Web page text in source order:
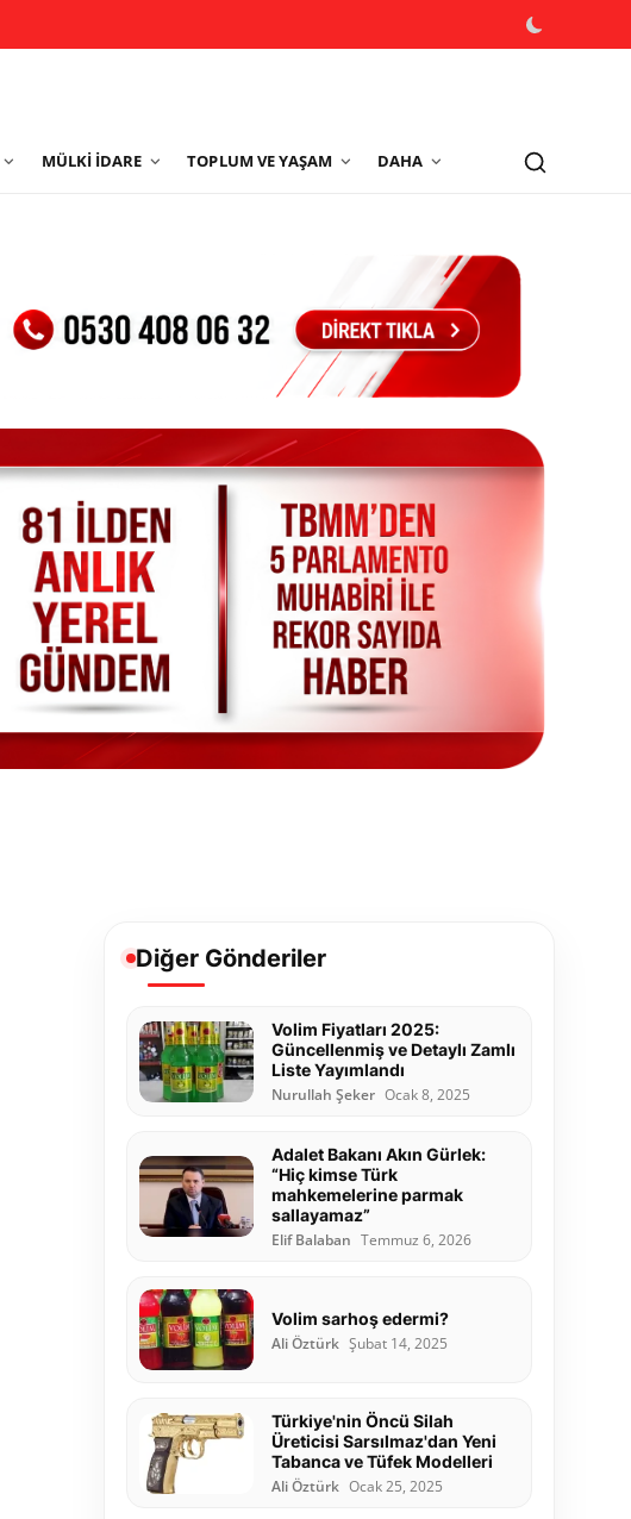
MÜLKI İDARE TOPLUM VE YAŞAM DAHA
Diğer Gönderiler
Volim Fiyatları 2025:
Güncellenmiş ve Detaylı Zamlı
Liste Yayımlandı
Nurullah Şeker Ocak 8, 2025
Adalet Bakanı Akın Gürlek:
“Hiç kimse Türk
mahkemelerine parmak
sallayamaz”
Elif Balaban Temmuz 6, 2026
Volim sarhoş edermi?
Ali Öztürk Şubat 14, 2025
Türkiye'nin Öncü Silah
Üreticisi Sarsılmaz'dan Yeni
Tabanca ve Tüfek Modelleri
Ali Öztürk Ocak 25, 2025